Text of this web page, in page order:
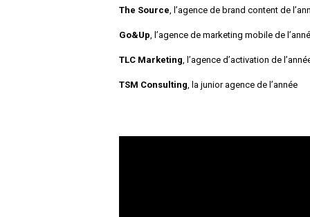
The Source, l’agence de brand content de
Go&Up, l’agence de marketing mobile de
TLC Marketing, l’agence d’activation de
TSM Consulting, la junior agence de l’année